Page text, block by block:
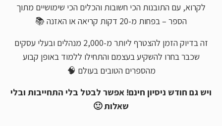
לקרוא, עם התובנות הכי חשובות והכלים הכי שימושיים מתוך
הספר – בפחות מ-20 דקות קריאה או האזנה 📚
זה בדיוק הזמן להצטרף ליותר מ-2,000 מנהלים ובעלי עסקים
שכבר בחרו להשקיע בעצמם והתחילו ללמוד באופן קבוע
מהספרים הטובים בעולם 🧠
ויש גם חודש ניסיון חינם! אפשר לבטל בלי התחייבות ובלי
שאלות 🙂